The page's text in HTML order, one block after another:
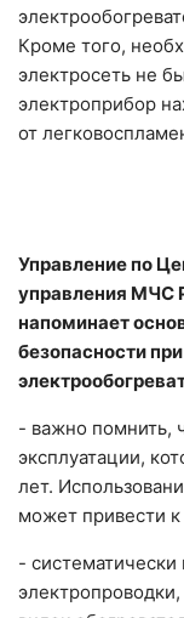
Кроме того,
электросеть не
электроприбор
от
Управление по
управления МЧС
напоминает
безопасности
- важно помнить,
эксплуатации,
лет.
может привести
- систематически